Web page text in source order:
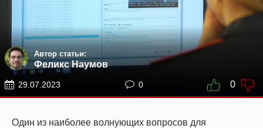
Автор статьи:
Феликс Наумов
29.07.2023 0 0
Один из наиболее волнующих вопросов для